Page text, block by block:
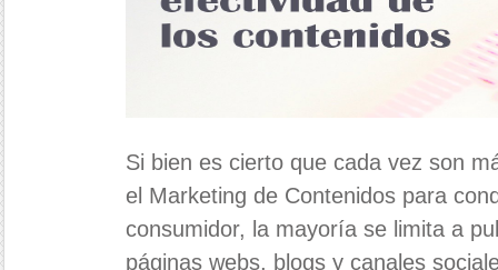
Si bien es cierto que cada vez son
el Marketing de Contenidos para
consumidor, la mayoría se limita a
páginas webs, blogs y canales